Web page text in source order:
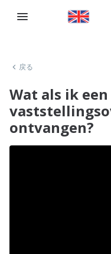
戻る
Wat als ik een
ontvangen?